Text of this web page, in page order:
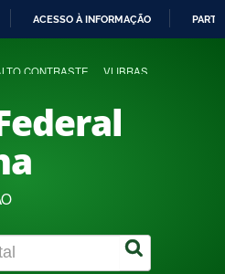
ACESSO À INFORMAÇÃO
CONTRASTE VLIBRAS